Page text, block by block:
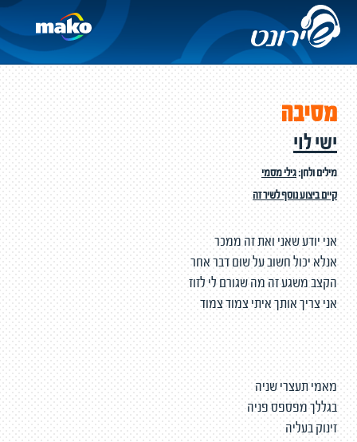
מסיבה
ישי לוי
מילים ולחן:גילי מסמי
קיים ביצוע נוסף לשיר זה
אני יודע שאני ואת זה ממכר
אנלא יכול חשוב על שום דבר אחר
הקצב משגע זה מה שגורם לי לזוז
אני צריך אותך איתי צמוד צמוד
מאמי תעצרי שניה
בגללך מפספס פניה
זינוק בעליה